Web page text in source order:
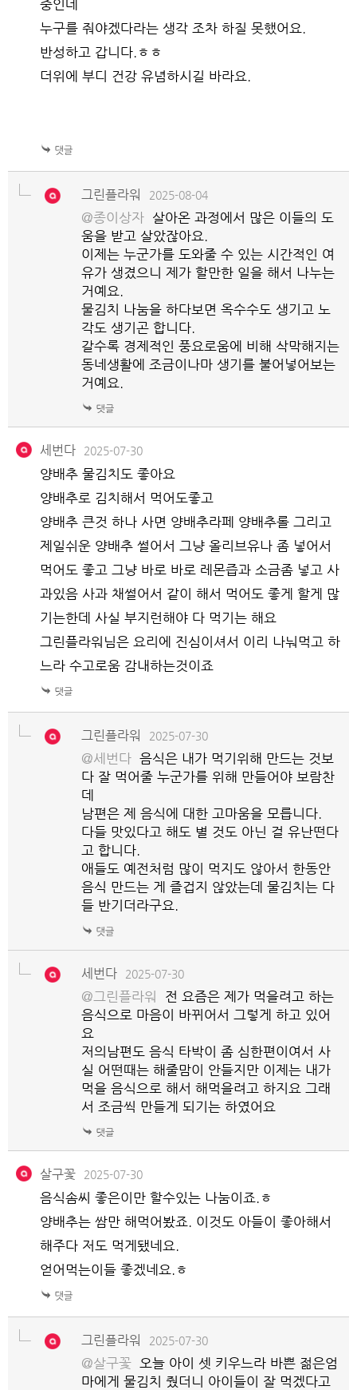
중인데
누구를 줘야겠다라는 생각 조차 하질 못했어요.
반성하고 갑니다.ㅎㅎ
더위에 부디 건강 유념하시길 바라요.
그린플라워 2025-08-04
@종이상자 살아온 과정에서 많은 이들의 도
움을 받고 살았잖아요.
이제는 누군가를 도와줄 수 있는 시간적인 여
유가 생겼으니 제가 할만한 일을 해서 나누는
거예요.
물김치 나눔을 하다보면 옥수수도 생기고 노
각도 생기곤 합니다.
갈수록 경제적인 풍요로움에 비해 삭막해지는
동네생활에 조금이나마 생기를 불어넣어보는
거예요.
세번다 2025-07-30
양배추 물김치도 좋아요
양배추로 김치해서 먹어도좋고
양배추 큰것 하나 사면 양배추라페 양배추롤 그리고
제일쉬운 양배추 썰어서 그냥 올리브유나 좀 넣어서
먹어도 좋고 그냥 바로 바로 레몬즙과 소금좀 넣고 사
과있음 사과 채썰어서 같이 해서 먹어도 좋게 할게 많
기는한데 사실 부지런해야 다 먹기는 해요
그린플라워님은 요리에 진심이셔서 이리 나눠먹고 하
느라 수고로움 감내하는것이죠
그린플라워 2025-07-30
@세번다 음식은 내가 먹기위해 만드는 것보
다 잘 먹어줄 누군가를 위해 만들어야 보람찬
데
남편은 제 음식에 대한 고마움을 모릅니다.
다들 맛있다고 해도 별 것도 아닌 걸 유난떤다
고 합니다.
애들도 예전처럼 많이 먹지도 않아서 한동안
음식 만드는 게 즐겁지 않았는데 물김치는 다
들 반기더라구요.
세번다 2025-07-30
@그린플라워
전 요즘은 제가 먹을려고 하는
음식으로 마음이 바뀌어서 그렇게 하고 있어
요
저의남편도 음식 타박이 좀 심한편이여서 사
실 어떤때는 해줄맘이 안들지만 이제는 내가
먹을 음식으로 해서 해먹을려고 하지요 그래
서 조금씩 만들게 되기는 하였어요
살구꽃 2025-07-30
음식솜씨 좋은이만 할수있는 나눔이죠.ㅎ
양배추는 쌈만 해먹어봤죠. 이것도 아들이 좋아해서
해주다 저도 먹게됐네요.
얻어먹는이들 좋겠네요.ㅎ
그린플라워 2025-07-30
@살구꽃
오늘 아이 셋 키우느라 바쁜 젊은엄
마에게 물김치 줬더니 아이들이 잘 먹겠다고